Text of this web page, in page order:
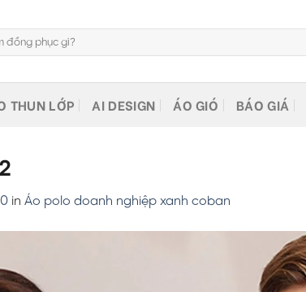
THUN LỚP AI DESIGN ÁO GIÓ BÁO GIÁ
in Áo polo doanh nghiệp xanh coban